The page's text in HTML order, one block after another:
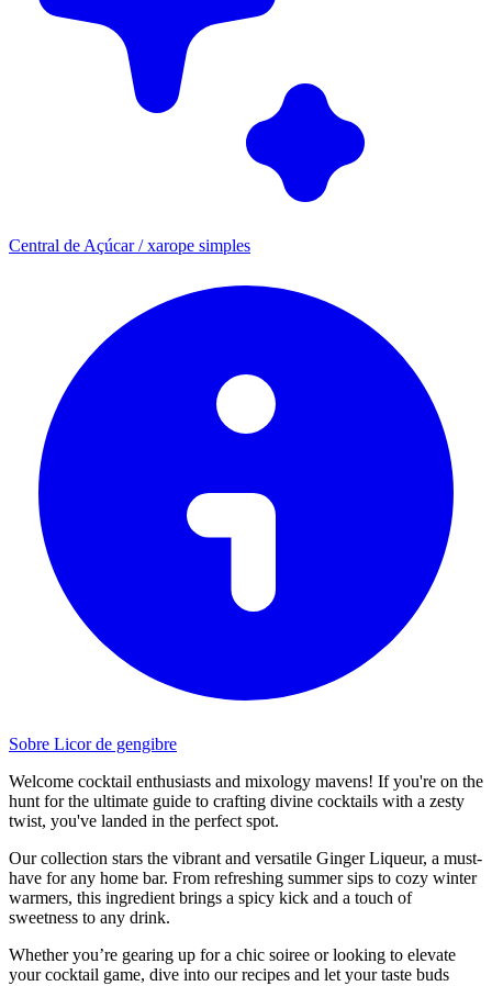
Central de Açúcar / xarope simples
Sobre Licor de gengibre
Welcome cocktail enthusiasts and mixology mavens! If you're on the
hunt for the ultimate guide to crafting divine cocktails with a zesty
twist, you've landed in the perfect spot.
Our collection stars the vibrant and versatile Ginger Liqueur, a must-
have for any home bar. From refreshing summer sips to cozy winter
warmers, this ingredient brings a spicy kick and a touch of
sweetness to any drink.
Whether you’re gearing up for a chic soiree or looking to elevate
your cocktail game, dive into our recipes and let your taste buds